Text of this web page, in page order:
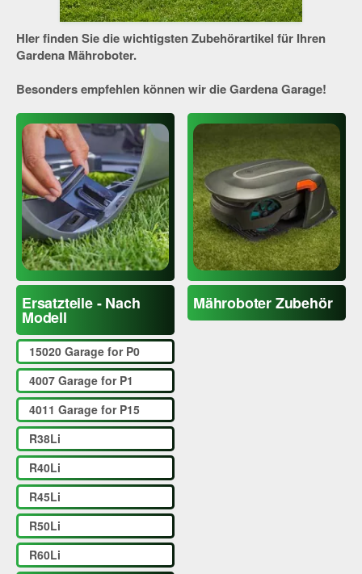
HIer finden Sie die wichtigsten Zubehörartikel für Ihren
Gardena Mähroboter.
Besonders empfehlen können wir die Gardena Garage!
Ersatzteile - Nach
Modell
15020 Garage for P0
4007 Garage for P1
4011 Garage for P15
R38Li
R40Li
R45Li
R50Li
R60Li
Mähroboter Zubehör